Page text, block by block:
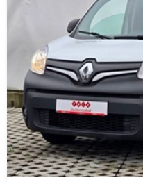
Snaga vozila KS
Min